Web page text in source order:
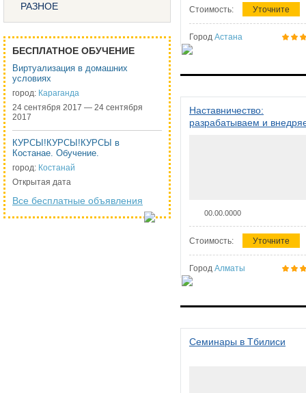
РАЗНОЕ
БЕСПЛАТНОЕ ОБУЧЕНИЕ
Виртуализация в домашних
условиях
город: Караганда
24 сентября 2017 — 24 сентября
2017
КУРСЫ!КУРСЫ!КУРСЫ в
Костанае. Обучение.
город: Костанай
Открытая дата
Все бесплатные объявления
Стоимость: Уточните
Город Астана
Наставничество:
разрабатываем и
00.00.0000
Стоимость: Уточните
Город Алматы
Семинары в Тбилиси